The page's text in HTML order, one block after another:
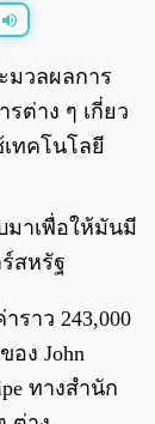
มวลผลการ
รต่าง ๆ เกี่ยว
ทคโนโลยี
มาเพื่อให้มันมี
สหรัฐ
าว 243,000
ง John
ทางสำนัก